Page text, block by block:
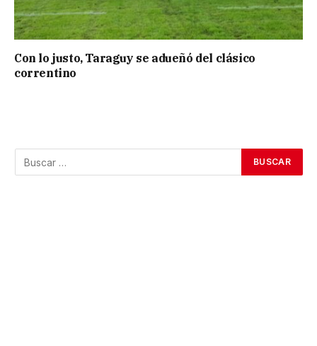
Con lo justo, Taraguy se adueñó del clásico
correntino